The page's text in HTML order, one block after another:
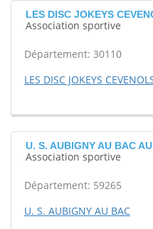
LES DISC JOKEYS
Association sportive
Département: 30110
LES DISC JOKEYS
U. S. AUBIGNY AU BAC
Association sportive
Département: 59265
U. S. AUBIGNY AU BAC